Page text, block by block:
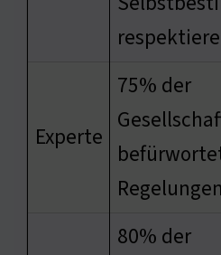
Experte
75% der
Regelungen
80% der